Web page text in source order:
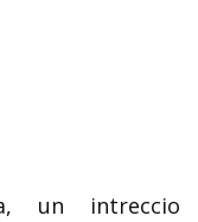
un intreccio